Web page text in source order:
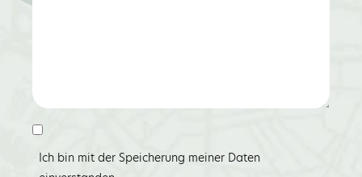
Ich bin mit der Speicherung meiner Daten